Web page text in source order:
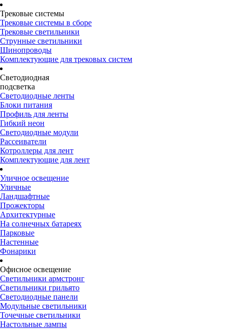
Трековые системы
Трековые системы в сборе
Трековые светильники
Струнные светильники
Шинопроводы
Комплектующие для трековых систем
Светодиодная
подсветка
Светодиодные ленты
Блоки питания
Профиль для ленты
Гибкий неон
Светодиодные модули
Рассеиватели
Котроллеры для лент
Комплектующие для лент
Уличное освещение
Уличные
Ландшафтные
Прожекторы
Архитектурные
На солнечных батареях
Парковые
Настенные
Фонарики
Офисное освещение
Светильники армстронг
Светильники грильято
Светодиодные панели
Модульные светильники
Точечные светильники
Настольные лампы